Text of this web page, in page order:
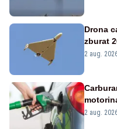
Drona
zburat
2 aug.
2 aug.